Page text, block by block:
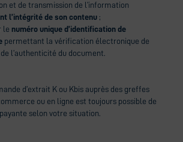
et de transmission de l’information
l’intégrité de son contenu ;
le numéro unique d’identification de
permettant la vérification électronique de
de l’authenticité du document.
d’extrait K ou Kbis auprès des greffes
ou en ligne est toujours possible de
selon votre situation.